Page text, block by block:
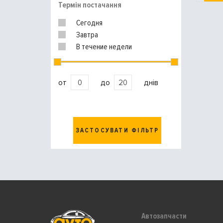
Термін постачання
Сегодня
Завтра
В течение недели
от до днів
ЗАСТОСУВАТИ ФІЛЬТР
Автозапчасти